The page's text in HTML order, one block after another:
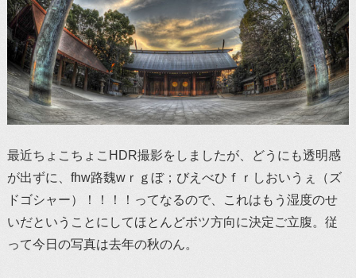
最近ちょこちょこHDR撮影をしましたが、どうにも透明感
が出ずに、fhw路魏wｒｇぼ；びえべひｆｒしおいうぇ（ズ
ドゴシャー）！！！！ってなるので、これはもう湿度のせ
いだということにしてほとんどボツ方向に決定ご立腹。従
って今日の写真は去年の秋のん。